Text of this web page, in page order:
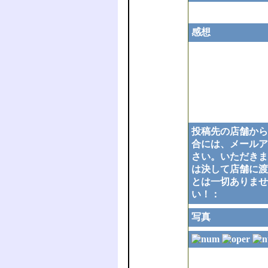
感想
投稿先の店舗か
合には、メール
さい。いただき
は決して店舗に
とは一切ありま
い！：
写真